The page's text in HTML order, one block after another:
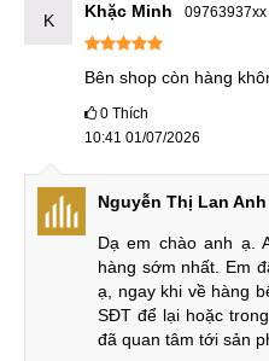
là rơi vỡ mặt lưng. Bạn Tài
Nẵng, sau khi kiểm tra và
thay mặt lưng và nhận lại
Hỗ trợ trả góp 0%
iQOO 13 cũ được áp dụng
người mua hàng tại
công ty tài chính (Home
Bạn có thể chọn kỳ hạn
tháng. Điều này sẽ giúp
K Khặc Minh 09763937xx
Bên shop còn hàng
0 Thích
10:41 01/07/2026
Nguyễn Thị Lan Anh
Dạ em chào anh ạ.
hàng sớm nhất. Em
ạ, ngay khi về hàng
SĐT để lại hoặc
đã quan tâm tới sản